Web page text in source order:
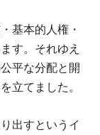
基本的人権・
す。それゆえ
平な分配と開
立てました。
出すというイ